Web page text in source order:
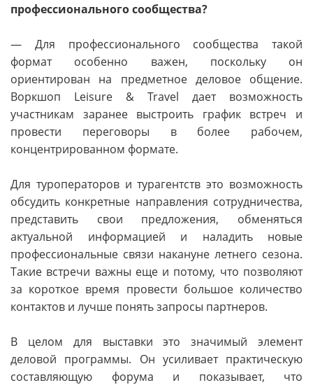
профессионального сообщества?
— Для профессионального сообщества такой
формат особенно важен, поскольку он
ориентирован на предметное деловое общение.
Воркшоп Leisure & Travel дает возможность
участникам заранее выстроить график встреч и
провести переговоры в более рабочем,
концентрированном формате.
Для туроператоров и турагентств это возможность
обсудить конкретные направления сотрудничества,
представить свои предложения, обменяться
актуальной информацией и наладить новые
профессиональные связи накануне летнего сезона.
Такие встречи важны еще и потому, что позволяют
за короткое время провести большое количество
контактов и лучше понять запросы партнеров.
В целом для выставки это значимый элемент
деловой программы. Он усиливает практическую
составляющую форума и показывает, что